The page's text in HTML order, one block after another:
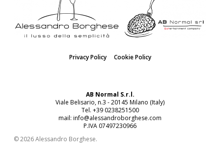
Privacy Policy Cookie Policy
AB Normal S.r.l.
Viale Belisario, n.3 - 20145 Milano (Italy)
Tel. +39 0238251500
mail: info@alessandroborghese.com
P.IVA 07497230966
© 2026 Alessandro Borghese.